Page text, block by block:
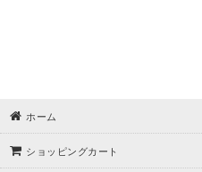
ホーム
ショッピングカート